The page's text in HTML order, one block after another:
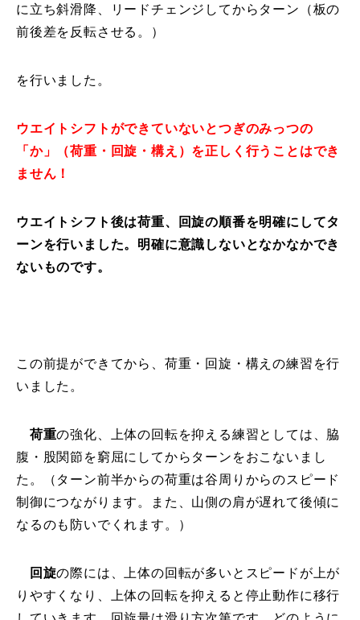
レッスンレポート Report
レッスン内容について
レッスン周辺に関して
お申し込みについて
最新レッスン動画
Movie
無料プレゼント動画
プレゼント付メルマガ
常時メルマガ
お問合せ 特定商取引法に基づく表記
に立ち斜滑降、リードチェンジしてからターン（板の
前後差を反転させる。）
を行いました。
ウエイトシフトができていないとつぎのみっつの
「か」（荷重・回旋・構え）を正しく行うことはでき
ません！
ウエイトシフト後は荷重、回旋の順番を明確にしてタ
ーンを行いました。明確に意識しないとなかなかでき
ないものです。
この前提ができてから、荷重・回旋・構えの練習を行
いました。
荷重の強化、上体の回転を抑える練習としては、脇
腹・股関節を窮屈にしてからターンをおこないまし
た。（ターン前半からの荷重は谷周りからのスピード
制御につながります。また、山側の肩が遅れて後傾に
なるのも防いでくれます。）
回旋の際には、上体の回転が多いとスピードが上が
りやすくなり、上体の回転を抑えると停止動作に移行